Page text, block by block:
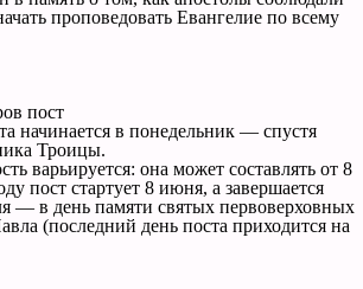
проповедовать Евангелие по всему
пост
начинается в понедельник — спустя
Троицы.
варьируется: она может составлять от 8
пост стартует 8 июня, а завершается
— в день памяти святых первоверховных
(последний день поста приходится на